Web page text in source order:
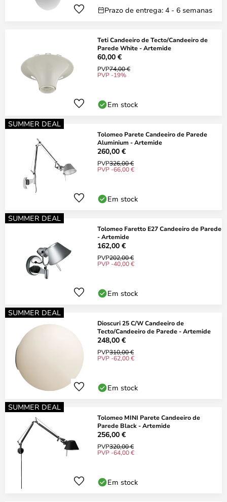
Prazo de entrega: 4 - 6 semanas
Teti Candeeiro de Tecto/Candeeiro de
Parede White - Artemide
60,00 €
PVP74,00 €
PVP -19%
Em stock
SUMMER DEAL
Tolomeo Parete Candeeiro de Parede
Aluminium - Artemide
260,00 €
PVP326,00 €
PVP -66,00 €
Em stock
SUMMER DEAL
Tolomeo Faretto E27 Candeeiro de Parede
- Artemide
162,00 €
PVP202,00 €
PVP -40,00 €
Em stock
SUMMER DEAL
Dioscuri 25 C/W Candeeiro de
Tecto/Candeeiro de Parede - Artemide
248,00 €
PVP310,00 €
PVP -62,00 €
Em stock
SUMMER DEAL
Tolomeo MINI Parete Candeeiro de
Parede Black - Artemide
256,00 €
PVP320,00 €
PVP -64,00 €
Em stock